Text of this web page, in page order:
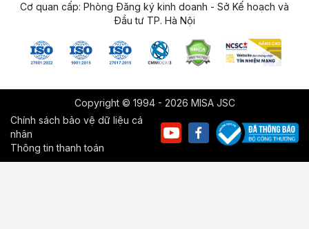
Cơ quan cấp: Phòng Đăng ký kinh doanh - Sở Kế hoạch và
Đầu tư TP. Hà Nội
Copyright © 1994 - 2026 MISA JSC
Chính sách bảo vệ dữ liệu cá
nhân
Thông tin thanh toán